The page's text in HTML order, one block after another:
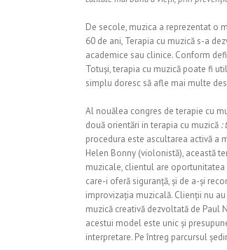
De secole, muzica a reprezentat o
60 de ani, Terapia cu muzică s-a
academice sau clinice. Conform
Totuși, terapia cu muzică poate fi
simplu doresc să afle mai multe
Al nouălea congres de terapie cu
două orientări in terapia cu muzică :
procedura este ascultarea activă a
Helen Bonny (violonistă), această
muzicale, clientul are
care-i oferă siguranță, și de a-și
improvizația muzicală. Clienții nu
muzică creativă dezvoltată de Paul
acestui model este unic și
interpretare. Pe întreg parcursul